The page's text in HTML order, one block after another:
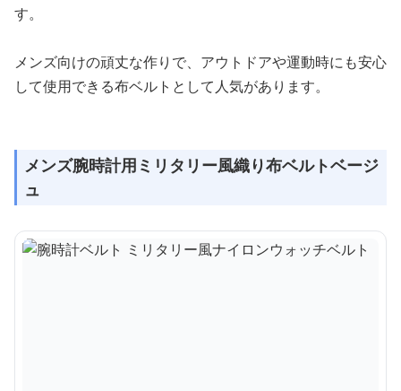
す。
メンズ向けの頑丈な作りで、アウトドアや運動時にも安心
して使用できる布ベルトとして人気があります。
メンズ腕時計用ミリタリー風織り布ベルトベージ
ュ